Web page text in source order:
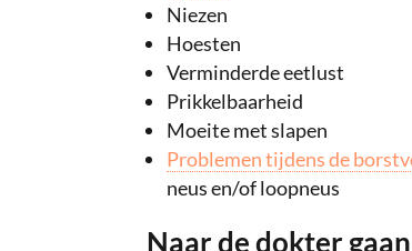
Niezen
Hoesten
Verminderde eetlust
Prikkelbaarheid
Moeite met slapen
Problemen tijdens de
neus en/of loopneus
Naar de dokter gaan